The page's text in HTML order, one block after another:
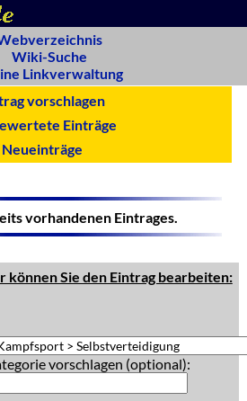
Wiki-Suche
Linkverwaltung
vorschlagen
Einträge
Neueinträge
vorhandenen Eintrages.
können Sie den Eintrag bearbeiten:
vorschlagen (optional):